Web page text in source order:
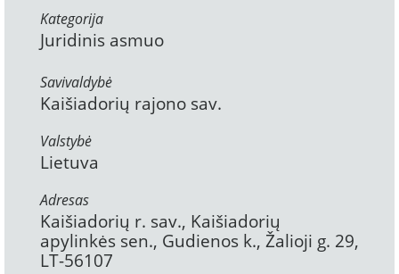
Kategorija
Juridinis asmuo
Savivaldybė
Kaišiadorių rajono sav.
Valstybė
Lietuva
Adresas
Kaišiadorių r. sav., Kaišiadorių
apylinkės sen., Gudienos k., Žalioji g. 29,
LT-56107